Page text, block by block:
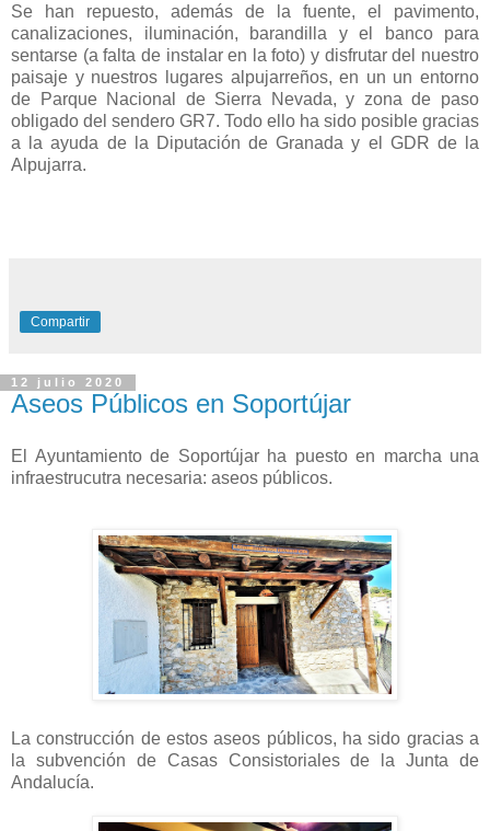
Se han repuesto, además de la fuente, el pavimento,
canalizaciones, iluminación, barandilla y el banco para
sentarse (a falta de instalar en la foto) y disfrutar del nuestro
paisaje y nuestros lugares alpujarreños, en un un entorno
de Parque Nacional de Sierra Nevada, y zona de paso
obligado del sendero GR7. Todo ello ha sido posible gracias
a la ayuda de la Diputación de Granada y el GDR de la
Alpujarra.
Compartir
12 julio 2020
Aseos Públicos en Soportújar
El Ayuntamiento de Soportújar ha puesto en marcha una
infraestrucutra necesaria: aseos públicos.
La construcción de estos aseos públicos, ha sido gracias a
la subvención de Casas Consistoriales de la Junta de
Andalucía.